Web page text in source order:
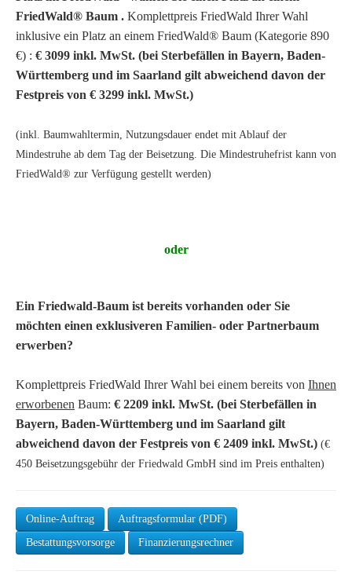
FriedWald® Baum . Komplettpreis FriedWald Ihrer Wahl
inklusive ein Platz an einem FriedWald® Baum (Kategorie 890
€) : € 3099 inkl. MwSt. (bei Sterbefällen in Bayern, Baden-
Württemberg und im Saarland gilt abweichend davon der
Festpreis von € 3299 inkl. MwSt.)
(inkl. Baumwahltermin, Nutzungsdauer endet mit Ablauf der
Mindestruhe ab dem Tag der Beisetzung. Die Mindestruhefrist kann von
FriedWald® zur Verfügung gestellt werden)
oder
Ein Friedwald-Baum ist bereits vorhanden oder Sie
möchten einen exklusiveren Familien- oder Partnerbaum
erwerben?
Komplettpreis FriedWald Ihrer Wahl bei einem bereits von Ihnen
erworbenen Baum: € 2209 inkl. MwSt. (bei Sterbefällen in
Bayern, Baden-Württemberg und im Saarland gilt
abweichend davon der Festpreis von € 2409 inkl. MwSt.) (€
450 Beisetzungsgebühr der Friedwald GmbH sind im Preis enthalten)
Online-Auftrag
Auftragsformular (PDF)
Bestattungsvorsorge
Finanzierungsrechner